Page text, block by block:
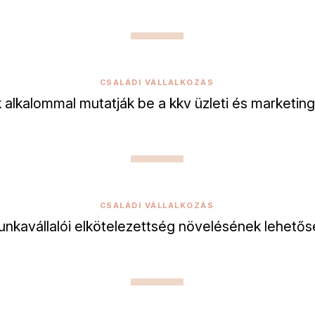
CSALÁDI VÁLLALKOZÁS
alkalommal mutatják be a kkv üzleti és
CSALÁDI VÁLLALKOZÁS
elkötelezettség növelésének